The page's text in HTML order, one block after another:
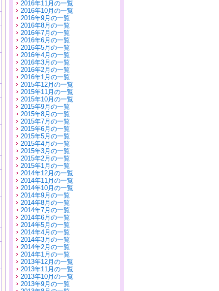
2016年11月の一覧
2016年10月の一覧
2016年9月の一覧
2016年8月の一覧
2016年7月の一覧
2016年6月の一覧
2016年5月の一覧
2016年4月の一覧
2016年3月の一覧
2016年2月の一覧
2016年1月の一覧
2015年12月の一覧
2015年11月の一覧
2015年10月の一覧
2015年9月の一覧
2015年8月の一覧
2015年7月の一覧
2015年6月の一覧
2015年5月の一覧
2015年4月の一覧
2015年3月の一覧
2015年2月の一覧
2015年1月の一覧
2014年12月の一覧
2014年11月の一覧
2014年10月の一覧
2014年9月の一覧
2014年8月の一覧
2014年7月の一覧
2014年6月の一覧
2014年5月の一覧
2014年4月の一覧
2014年3月の一覧
2014年2月の一覧
2014年1月の一覧
2013年12月の一覧
2013年11月の一覧
2013年10月の一覧
2013年9月の一覧